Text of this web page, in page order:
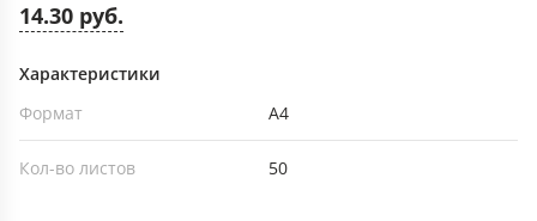
14.30 руб.
Характеристики
Формат
А4
Кол-во листов 50